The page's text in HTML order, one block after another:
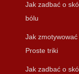
Jak zadbać o
bólu
Jak
Proste triki
Jak zadbać o